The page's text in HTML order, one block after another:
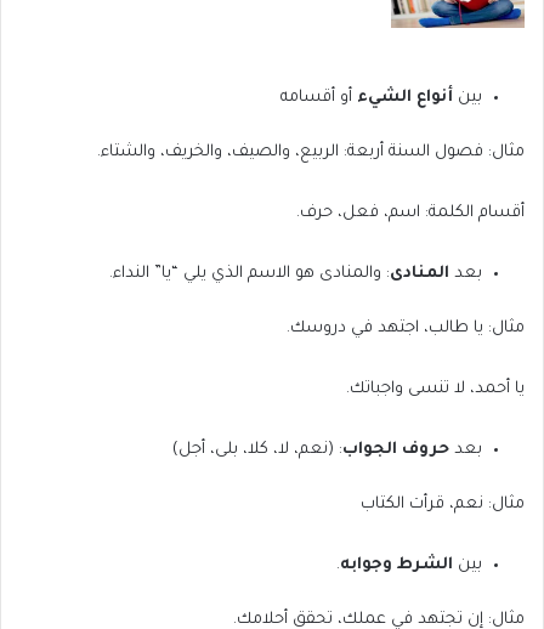
بين أنواع الشيء أو أقسامه
مثال: فصول السنة أربعة: الربيع، والصيف، والخريف، والشتاء.
أقسام الكلمة: اسم، فعل، حرف.
بعد المنادى: والمنادى هو الاسم الذي يلي “يا” النداء.
مثال: يا طالب، اجتهد في دروسك.
يا أحمد، لا تنسى واجباتك.
بعد حروف الجواب: (نعم، لا، كلا، بلى، أجل)
مثال: نعم، قرأت الكتاب
بين الشرط وجوابه.
مثال: إن تجتهد في عملك، تحقق أحلامك.